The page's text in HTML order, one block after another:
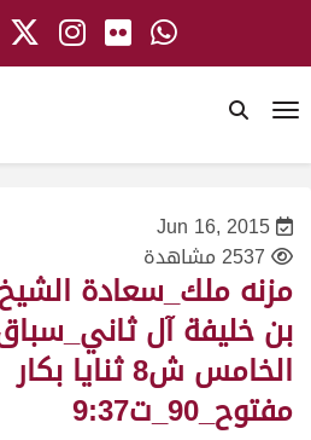
Jun 16, 2015
2537 مشاهدة
مزنه ملك_سعادة
بن خليفة آل
الخامس ش8 ثنايا بكار
مفتوح_90_ت9:37